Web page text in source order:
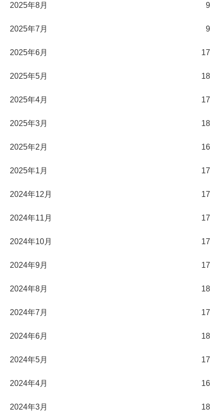
2025年8月 9
2025年7月 9
2025年6月 17
2025年5月 18
2025年4月 17
2025年3月 18
2025年2月 16
2025年1月 17
2024年12月 17
2024年11月 17
2024年10月 17
2024年9月 17
2024年8月 18
2024年7月 17
2024年6月 18
2024年5月 17
2024年4月 16
2024年3月 18